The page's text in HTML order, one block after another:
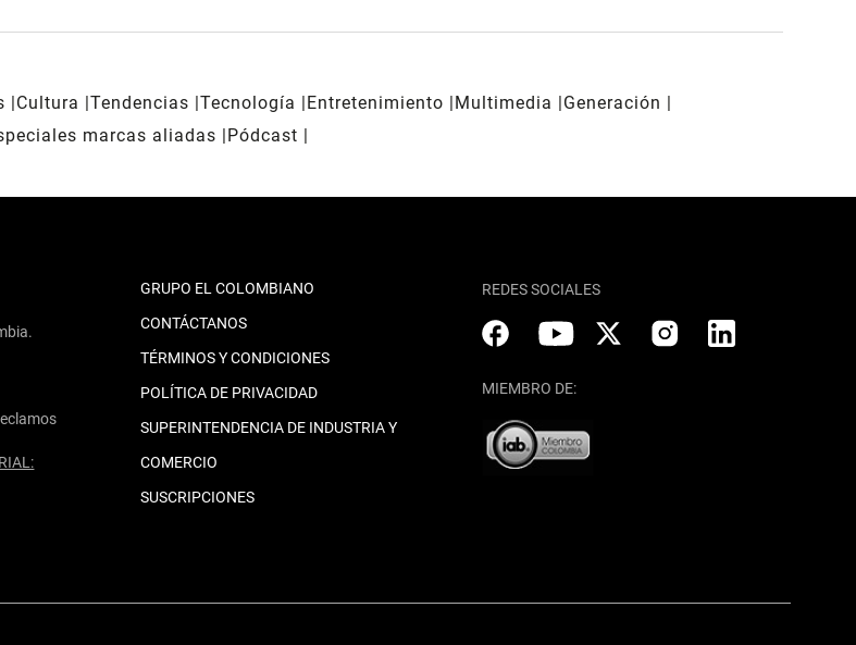
Cultura Tendencias Tecnología Entretenimiento Multimedia
Generación
marcas aliadas
Pódcast
GRUPO EL COLOMBIANO
CONTÁCTANOS
TÉRMINOS Y CONDICIONES
POLÍTICA DE PRIVACIDAD
SUPERINTENDENCIA DE INDUSTRIA Y
COMERCIO
SUSCRIPCIONES
REDES SOCIALES
MIEMBRO DE: